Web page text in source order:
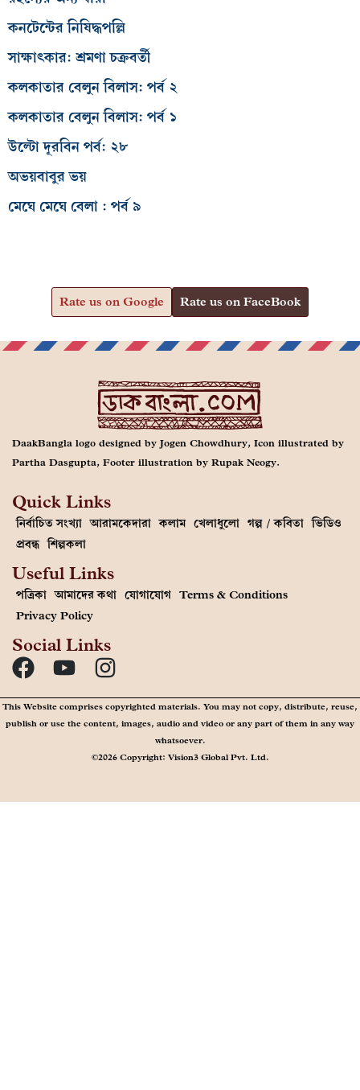
কনটেন্টের নিষিদ্ধপল্লি
সাক্ষাৎকার: শ্রমণা চক্রবর্তী
কলকাতার বেলুন বিলাস: পর্ব ২
কলকাতার বেলুন বিলাস: পর্ব ১
উল্টো দূরবিন পর্ব: ২৮
অভয়বাবুর ভয়
মেঘে মেঘে বেলা : পর্ব ৯
Rate us on Google Rate us on FaceBook
DaakBangla logo designed by Jogen Chowdhury, Icon illustrated by
Partha Dasgupta, Footer illustration by Rupak Neogy.
Quick Links
নির্বাচিত সংখ্যা আরামকেদারা কলাম খেলাধুলো গল্প / কবিতা ভিডিও
প্রবন্ধ শিল্পকলা
Useful Links
পত্রিকা আমাদের কথা যোগাযোগ Terms & Conditions
Privacy Policy
Social Links
This Website comprises copyrighted materials. You may not copy, distribute, reuse,
publish or use the content, images, audio and video or any part of them in any way
whatsoever.
©2026 Copyright: Vision3 Global Pvt. Ltd.